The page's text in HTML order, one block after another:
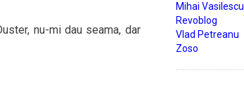
nu-mi dau seama, dar
Mihai Vasilescu
Revoblog
Vlad Petreanu
Zoso